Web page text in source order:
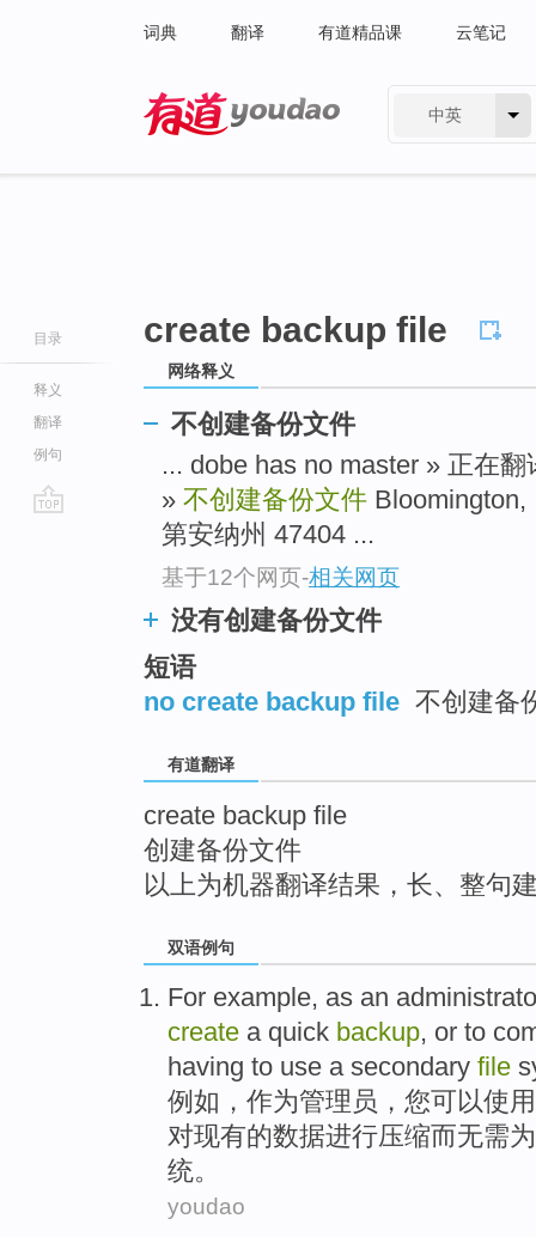
词典 翻译 有道精品课 云笔记
中英
目录
释义
翻译
例句
create backup file
网络释义
不创建备份文件
... dobe has no master » 正在
» 不创建备份文件 Bloomington,
第安纳州 47404 ...
基于12个网页-相关网页
没有创建备份文件
短语
no create backup file 不创建备
有道翻译
create backup file
创建备份文件
以上为机器翻译结果，长、整句
双语例句
For example, as an
create a quick backup, or to
having to use a secondary file
例如 ， 作为管理员 ， 您可以使用
对现有的数据进行压缩而无需为
统。
youdao